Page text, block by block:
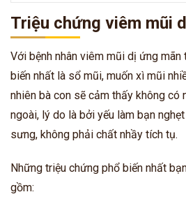
Triệu chứng viêm mũi
Với bệnh nhân viêm mũi dị ứng mãn
biến nhất là sổ mũi, muốn xì mũi
nhiên bà con sẽ cảm thấy không có
ngoài, lý do là bởi yếu làm bạn
sưng, không phải chất nhầy tích tụ.
Những triệu chứng phổ biến nhất
gồm: